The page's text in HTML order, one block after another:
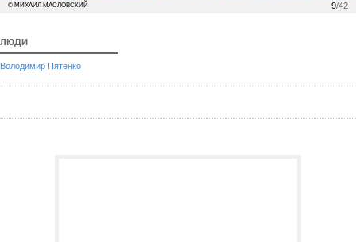
9/42
© МИХАИЛ МАСЛОВСКИЙ
ЛЮДИ
Володимир Пятенко